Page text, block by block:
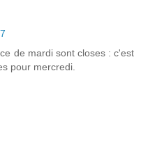
de mardi sont closes : c'est
pour mercredi.